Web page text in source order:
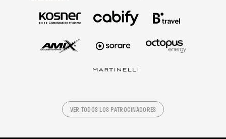
VER TODOS LOS PATROCINADORES